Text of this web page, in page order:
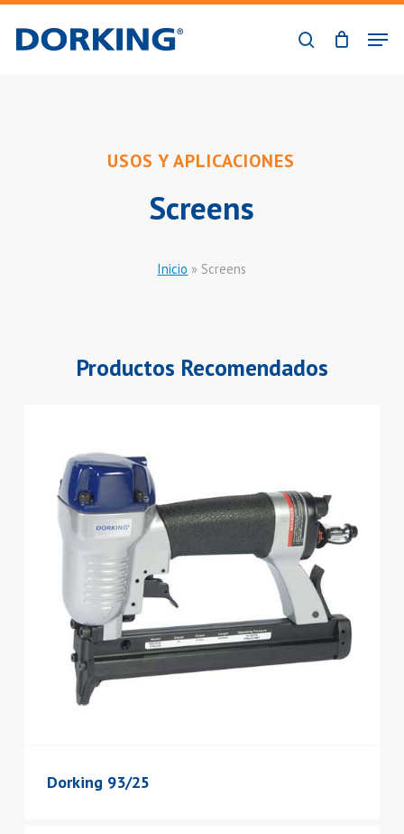
search
Menu
USOS Y APLICACIONES
Screens
Inicio » Screens
Productos Recomendados
Dorking 93/25